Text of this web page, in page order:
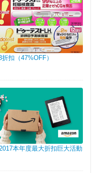
扣（47%OFF）
本年度最大折扣巨大活動